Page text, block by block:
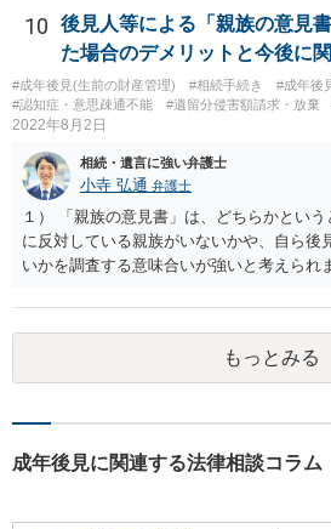
10
後見人等による「親族の意見
た場合のデメリットと今後に
#成年後見(生前の財産管理) #相続手続き
#成年後
#認知症・意思疎通不能
#遺留分侵害額請求・放棄
2022年8月2日
相続・遺言に強い弁護士
小寺 弘通 弁護士
１） 「親族の意見書」は、どちらかとい
に反対している親族がいないかや、自ら後
いかを調査する意味合いが強いと考えられ
す。 ２） 場合によっては、介護や被後見
後見人から相談があることも考えられます
くなりになった場合、相続人となる可能性
相続放棄されれば問題ありません。 ３）
としても、関わりを拒否している親族にあ
もっとみる
成年後見に関連する法律相談コラム